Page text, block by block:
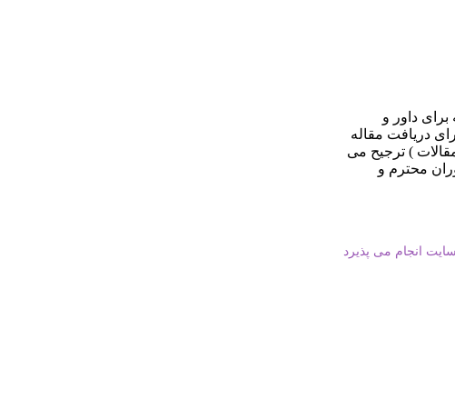
داور و
دریافت مقاله
) ترجیح می
محترم و
انجام می پذیرد